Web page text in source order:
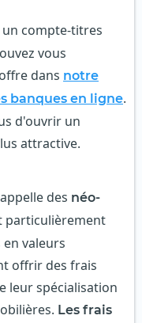
un compte-titres
vous
dans notre
banques en ligne.
d'ouvrir un
attractive.
des néo-
particulièrement
valeurs
offrir des frais
leur spécialisation
Les frais